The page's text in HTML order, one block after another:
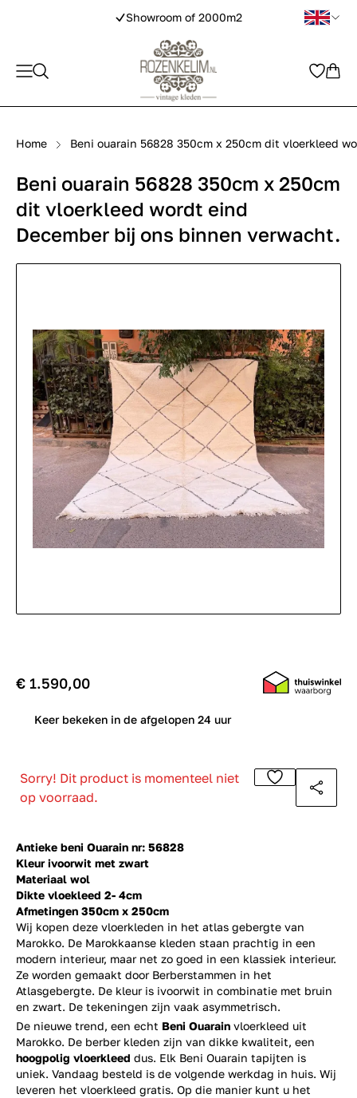
Showroom of 2000m2
Home Beni ouarain 56828 350cm x 250cm dit vloerkleed
Beni ouarain 56828 350cm x 250cm
dit vloerkleed wordt eind
December bij ons binnen verwacht.
Antieke beni Ouarain nr: 56828
Kleur ivoorwit met zwart
Materiaal wol
Dikte vloekleed 2- 4cm
Afmetingen 350cm x 250cm
Wij kopen deze vloerkleden in het atlas gebergte van
Marokko. De Marokkaanse kleden staan prachtig in een
modern interieur, maar net zo goed in een klassiek interieur.
Ze worden gemaakt door Berberstammen in het
Atlasgebergte. De kleur is ivoorwit in combinatie met bruin
en zwart. De tekeningen zijn vaak asymmetrisch.
€ 1.590,00
Keer bekeken in de afgelopen 24 uur
Sorry! Dit product is momenteel niet
op voorraad.
De nieuwe trend, een echt Beni Ouarain vloerkleed uit
Marokko. De berber kleden zijn van dikke kwaliteit, een
hoogpolig vloerkleed dus. Elk Beni Ouarain tapijten is
uniek. Vandaag besteld is de volgende werkdag in huis. Wij
leveren het vloerkleed gratis. Op die manier kunt u het